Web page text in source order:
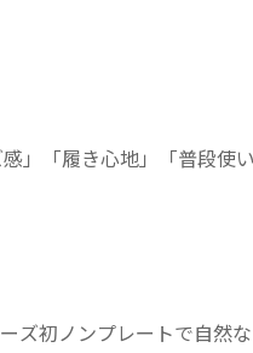
」「履き心地」「普段使い
ズ初ノンプレートで自然